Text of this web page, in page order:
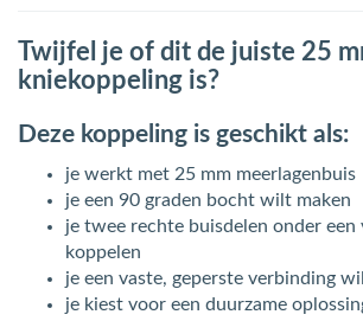
Twijfel je of dit de juiste 25
kniekoppeling is?
Deze koppeling is geschikt als:
je werkt met 25 mm meerlagenbuis
je een 90 graden bocht wilt maken
je twee rechte buisdelen onder
koppelen
je een vaste, geperste verbinding
je kiest voor een duurzame